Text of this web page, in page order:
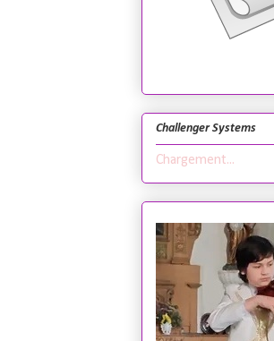
Challenger Systems
Chargement...